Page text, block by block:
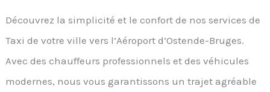
Découvrez la simplicité et le confort de nos services de
Taxi de votre ville vers l’Aéroport d’Ostende-Bruges.
Avec des chauffeurs professionnels et des véhicules
modernes, nous vous garantissons un trajet agréable